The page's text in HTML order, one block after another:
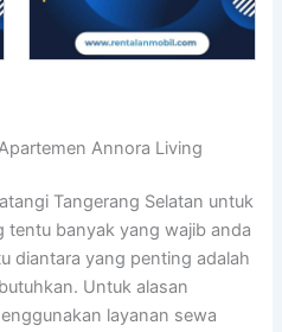
Annora Living
Tangerang Selatan untuk
tentu banyak yang wajib anda
diantara yang penting adalah
Untuk alasan
layanan sewa